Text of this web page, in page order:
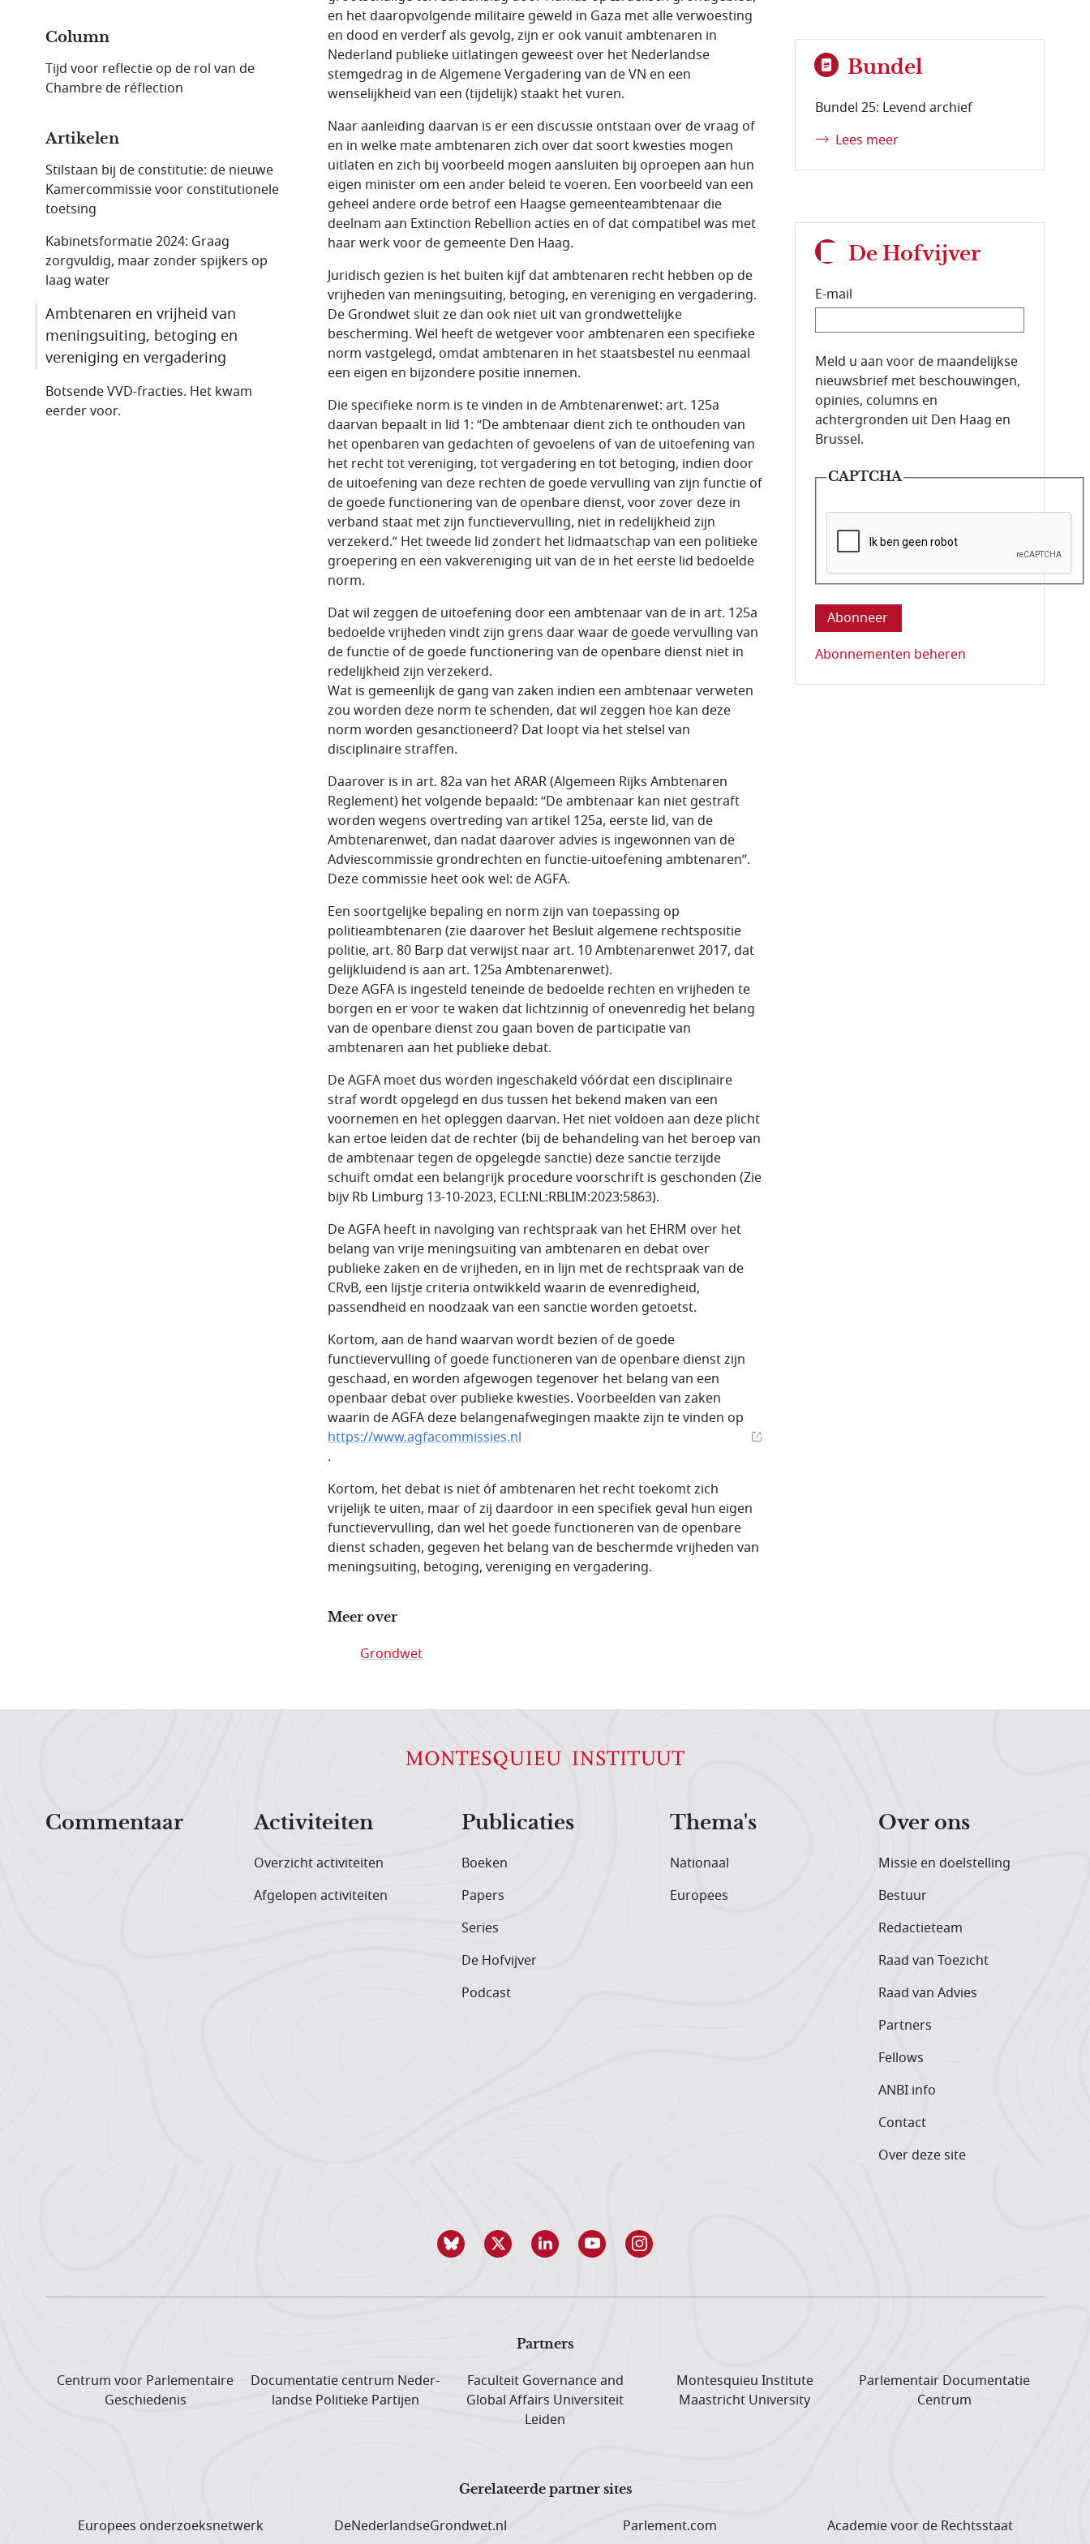
en het daaropvolgende militaire geweld in Gaza met alle verwoesting
en dood en verderf als gevolg, zijn er ook vanuit ambtenaren in
Nederland publieke uitlatingen geweest over het Nederlandse
stemgedrag in de Algemene Vergadering van de VN en een
wenselijkheid van een (tijdelijk) staakt het vuren.
Naar aanleiding daarvan is er een discussie ontstaan over de vraag of
en in welke mate ambtenaren zich over dat soort kwesties mogen
uitlaten en zich bij voorbeeld mogen aansluiten bij oproepen aan hun
eigen minister om een ander beleid te voeren. Een voorbeeld van een
geheel andere orde betrof een Haagse gemeenteambtenaar die
deelnam aan Extinction Rebellion acties en of dat compatibel was met
haar werk voor de gemeente Den Haag.
Juridisch gezien is het buiten kijf dat ambtenaren recht hebben op de
vrijheden van meningsuiting, betoging, en vereniging en vergadering.
De Grondwet sluit ze dan ook niet uit van grondwettelijke
bescherming. Wel heeft de wetgever voor ambtenaren een specifieke
norm vastgelegd, omdat ambtenaren in het staatsbestel nu eenmaal
een eigen en bijzondere positie innemen.
Die specifieke norm is te vinden in de Ambtenarenwet: art. 125a
daarvan bepaalt in lid 1: “De ambtenaar dient zich te onthouden van
het openbaren van gedachten of gevoelens of van de uitoefening van
het recht tot vereniging, tot vergadering en tot betoging, indien door
de uitoefening van deze rechten de goede vervulling van zijn functie of
de goede functionering van de openbare dienst, voor zover deze in
verband staat met zijn functievervulling, niet in redelijkheid zijn
verzekerd.” Het tweede lid zondert het lidmaatschap van een politieke
groepering en een vakvereniging uit van de in het eerste lid bedoelde
norm.
Dat wil zeggen de uitoefening door een ambtenaar van de in art. 125a
bedoelde vrijheden vindt zijn grens daar waar de goede vervulling van
de functie of de goede functionering van de openbare dienst niet in
redelijkheid zijn verzekerd.
Wat is gemeenlijk de gang van zaken indien een ambtenaar verweten
zou worden deze norm te schenden, dat wil zeggen hoe kan deze
norm worden gesanctioneerd? Dat loopt via het stelsel van
disciplinaire straffen.
Daarover is in art. 82a van het ARAR (Algemeen Rijks Ambtenaren
Reglement) het volgende bepaald: “De ambtenaar kan niet gestraft
worden wegens overtreding van artikel 125a, eerste lid, van de
Ambtenarenwet, dan nadat daarover advies is ingewonnen van de
Adviescommissie grondrechten en functie-uitoefening ambtenaren”.
Deze commissie heet ook wel: de AGFA.
Een soortgelijke bepaling en norm zijn van toepassing op
politieambtenaren (zie daarover het Besluit algemene rechtspositie
politie, art. 80 Barp dat verwijst naar art. 10 Ambtenarenwet 2017, dat
gelijkluidend is aan art. 125a Ambtenarenwet).
Deze AGFA is ingesteld teneinde de bedoelde rechten en vrijheden te
borgen en er voor te waken dat lichtzinnig of onevenredig het belang
van de openbare dienst zou gaan boven de participatie van
ambtenaren aan het publieke debat.
De AGFA moet dus worden ingeschakeld vóórdat een disciplinaire
straf wordt opgelegd en dus tussen het bekend maken van een
voornemen en het opleggen daarvan. Het niet voldoen aan deze plicht
kan ertoe leiden dat de rechter (bij de behandeling van het beroep van
de ambtenaar tegen de opgelegde sanctie) deze sanctie terzijde
schuift omdat een belangrijk procedure voorschrift is geschonden (Zie
bijv Rb Limburg 13-10-2023, ECLI:NL:RBLIM:2023:5863).
De AGFA heeft in navolging van rechtspraak van het EHRM over het
belang van vrije meningsuiting van ambtenaren en debat over
publieke zaken en de vrijheden, en in lijn met de rechtspraak van de
CRvB, een lijstje criteria ontwikkeld waarin de evenredigheid,
passendheid en noodzaak van een sanctie worden getoetst.
Kortom, aan de hand waarvan wordt bezien of de goede
functievervulling of goede functioneren van de openbare dienst zijn
geschaad, en worden afgewogen tegenover het belang van een
openbaar debat over publieke kwesties. Voorbeelden van zaken
waarin de AGFA deze belangenafwegingen maakte zijn te vinden op
https://www.agfacommissies.nl
.
Kortom, het debat is niet óf ambtenaren het recht toekomt zich
vrijelijk te uiten, maar of zij daardoor in een specifiek geval hun eigen
functievervulling, dan wel het goede functioneren van de openbare
dienst schaden, gegeven het belang van de beschermde vrijheden van
meningsuiting, betoging, vereniging en vergadering.
Meer over
Grondwet
Column
Tijd voor reflectie op de rol van de
Chambre de réflection
Artikelen
Stilstaan bij de constitutie: de nieuwe
Kamer­commissie voor constitutionele
toetsing
Kabinetsformatie 2024: Graag
zorgvuldig, maar zonder spijkers op
laag water
Ambtenaren en vrijheid van
meningsuiting, betoging en
vereniging en vergadering
Botsende VVD-fracties. Het kwam
eerder voor.
Bundel
Bundel 25: Levend archief
Lees meer
De Hofvijver
E-mail
E-mailadres van de abonnee.
Meld u aan voor de maandelijkse
nieuwsbrief met beschouwingen,
opinies, columns en
achtergronden uit Den Haag en
Brussel.
CAPTCHA
Deze vraag is om te controleren dat u
Abonnementen beheren
Commentaar
Activiteiten
Overzicht activiteiten
Afgelopen activiteiten
Publicaties
Boeken
Papers
Series
De Hofvijver
Podcast
Thema's
Nationaal
Europees
Over ons
Missie en doelstelling
Bestuur
Redactieteam
Raad van Toezicht
Raad van Advies
Partners
Fellows
ANBI info
Contact
Over deze site
Partners
Centrum voor Parlementaire
Geschiedenis
Documentatie centrum Neder­
landse Politieke Partijen
Faculteit Governance and
Global Affairs Universiteit
Leiden
Montesquieu Institute
Maastricht University
Parlementair Documentatie
Centrum
Gerelateerde partner sites
Europees onderzoeks­netwerk DeNederlandseGrondwet.nl Parlement.com Academie voor de Rechtsstaat